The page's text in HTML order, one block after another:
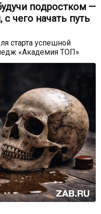
подростком —
чего начать путь
старта успешной
«Академия ТОП»